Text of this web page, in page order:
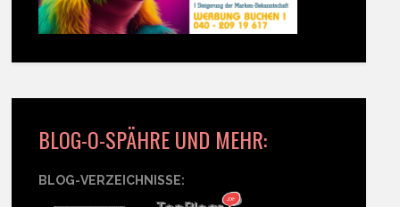
BLOG-O-SPÄHRE UND MEHR:
BLOG-VERZEICHNISSE: